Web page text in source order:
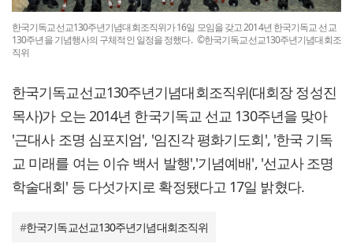
한국기독교선교130주년기념대회조직위가 16일 모임을 갖고 2014년 한국기독교 선교
130주년을 기념행사의 구체적인 일정을 정했다. ©한국기독교선교130주년기념대회조
직위
한국기독교선교130주년기념대회조직위(대회장 정성진
목사)가 오는 2014년 한국기독교 선교 130주년을 맞아
'근대사 조명 심포지엄', '임진각 평화기도회', '한국 기독
교 미래를 여는 이슈 백서 발행','기념예배', '선교사 조명
학술대회' 등 다섯가지로 확정됐다고 17일 밝혔다.
#한국기독교선교130주년기념대회조직위